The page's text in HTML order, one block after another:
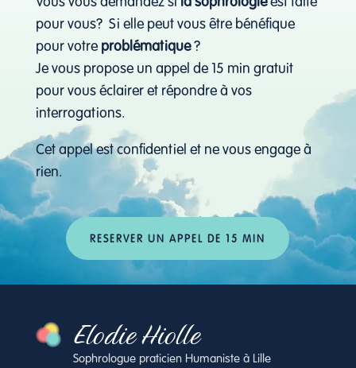
pour vous? Si elle peut vous être bénéfique
pour votre problématique?
Je vous propose un appel de 15 min gratuit
pour vous éclairer et répondre à vos
interrogations.
Cet appel est confidentiel et ne vous engage à
rien.
RESERVER UN APPEL DE 15 MIN
Elodie Hiolle
Sophrologue praticien Humaniste à Lille